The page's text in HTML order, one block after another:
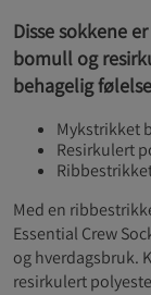
Disse sokkene
bomull og
behagelig
Mykstrikket
Resirkulert
Med en
Essential Crew
og hverdagsbruk.
resirkulert